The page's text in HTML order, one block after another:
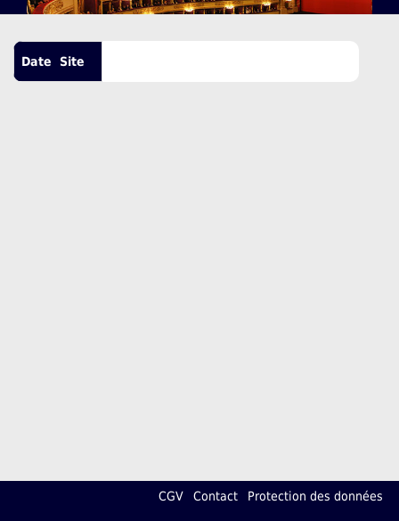
Date Site
CGV Contact Protection des données